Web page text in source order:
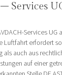
Services
Services
Luftfahrt erfordert
als auch aus
auf einer